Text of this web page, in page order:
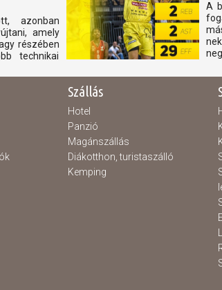
azonban
amely
részében
technikai
A
Szállás
Hotel
Panzió
Magánszállás
Diákotthon, turistaszálló
Kemping